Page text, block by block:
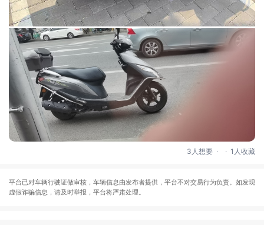
3人想要 . . 1人收藏
平台已对车辆行驶证做审核，车辆信息由发布者提供，平台不对交易行为负责。如发现
虚假诈骗信息，请及时举报，平台将严肃处理。